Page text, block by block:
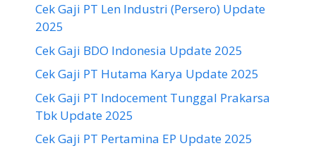
Cek Gaji PT Len Industri (Persero) Update
2025
Cek Gaji BDO Indonesia Update 2025
Cek Gaji PT Hutama Karya Update 2025
Cek Gaji PT Indocement Tunggal Prakarsa
Tbk Update 2025
Cek Gaji PT Pertamina EP Update 2025